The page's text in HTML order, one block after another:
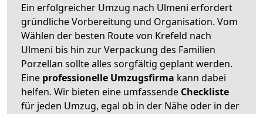
Ein erfolgreicher Umzug nach Ulmeni erfordert
gründliche Vorbereitung und Organisation. Vom
Wählen der besten Route von Krefeld nach
Ulmeni bis hin zur Verpackung des Familien
Porzellan sollte alles sorgfältig geplant werden.
Eine professionelle Umzugsfirma kann dabei
helfen. Wir bieten eine umfassende Checkliste
für jeden Umzug, egal ob in der Nähe oder in der